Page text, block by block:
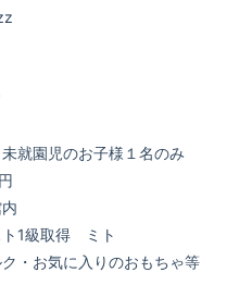
園児のお子様１名のみ
1級取得 ミト
お気に入りのおもちゃ等